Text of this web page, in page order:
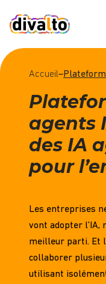
Accueil–
agents
des IA
pour
Les entreprises
vont adopter l’IA,
meilleur parti. Et
collaborer
utilisant